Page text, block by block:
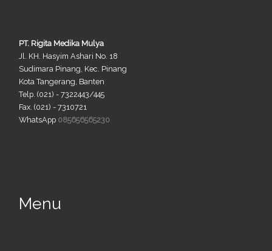
PT. Rigita Medika Mulya
Jl. KH. Hasyim Ashari No. 18
Sudimara Pinang, Kec. Pinang
Kota Tangerang, Banten
Telp. (021) - 7322443/445
Fax. (021) - 7310721
WhatsApp 085656565230
Menu